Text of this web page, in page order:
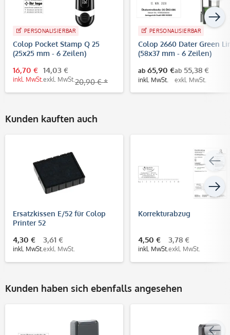
PERSONALISIERBAR
Colop Pocket Stamp Q 25
(25x25 mm - 6 Zeilen)
16,70 €
inkl. MwSt.
14,03 €
exkl. MwSt. 20,90 € *
PERSONALISIERBAR
Colop 2660 Dater Green
(58x37 mm - 6 Zeilen)
ab 65,90 €
inkl. MwSt.
ab 55,38 €
exkl. MwSt.
Kunden kauften auch
Ersatzkissen E/52 für Colop
Printer 52
4,30 €
inkl. MwSt.
3,61 €
exkl. MwSt.
Korrekturabzug
4,50 €
inkl. MwSt.
3,78 €
exkl. MwSt.
Kunden haben sich ebenfalls angesehen